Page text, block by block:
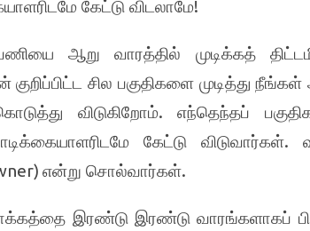
கேட்டு விடலாமே!
ஆறு வாரத்தில் முடிக்கத்
சில பகுதிகளை முடித்து
விடுகிறோம். எந்தெந்தப்
கேட்டு விடுவார்கள்.
என்று சொல்வார்கள்.
இரண்டு இரண்டு வாரங்களாகப்